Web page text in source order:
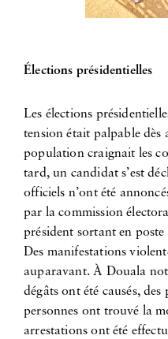
Élections présidentielles
Les élections
tension était palpable dès
population craignait les
tard, un candidat s’est
officiels n’ont été
par la commission
président sortant en
Des manifestations
auparavant. À Douala
dégâts ont été causés,
personnes ont trouvé la
arrestations ont été